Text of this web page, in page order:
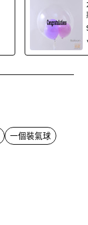
一個裝氣球